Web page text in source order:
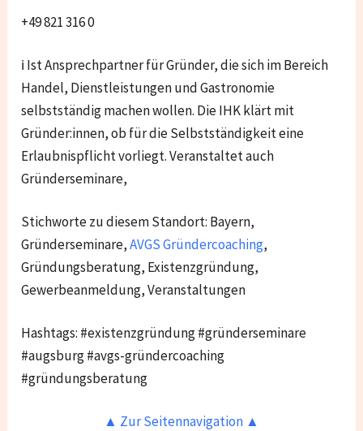
+49 821 316 0
ℹ Ist Ansprechpartner für Gründer, die sich im Bereich
Handel, Dienstleistungen und Gastronomie
selbstständig machen wollen. Die IHK klärt mit
Gründer:innen, ob für die Selbstständigkeit eine
Erlaubnispflicht vorliegt. Veranstaltet auch
Gründerseminare,
Stichworte zu diesem Standort: Bayern,
Gründerseminare,AVGS Gründercoaching,
Gründungsberatung, Existenzgründung,
Gewerbeanmeldung, Veranstaltungen
Hashtags: #existenzgründung #gründerseminare
#augsburg #avgs-gründercoaching
#gründungsberatung
▲ Zur Seitennavigation ▲